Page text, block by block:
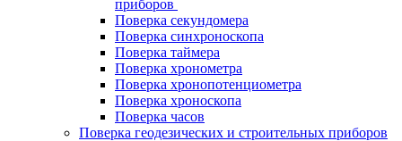
приборов
Поверка секундомера
Поверка синхроноскопа
Поверка таймера
Поверка хронометра
Поверка хронопотенциометра
Поверка хроноскопа
Поверка часов
Поверка геодезических и строительных приборов